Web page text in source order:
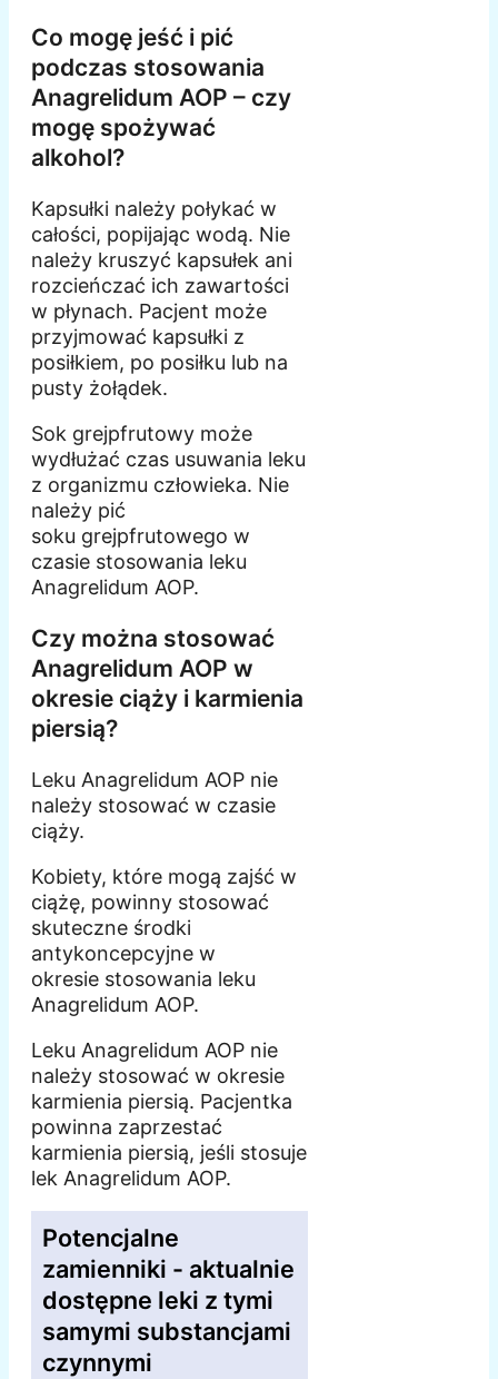
Co mogę jeść i pić
podczas stosowania
Anagrelidum AOP – czy
mogę spożywać
alkohol?
Kapsułki należy połykać w
całości, popijając wodą. Nie
należy kruszyć kapsułek ani
rozcieńczać ich zawartości
w płynach. Pacjent może
przyjmować kapsułki z
posiłkiem, po posiłku lub na
pusty żołądek.
Sok grejpfrutowy może
wydłużać czas usuwania leku
z organizmu człowieka. Nie
należy pić
soku grejpfrutowego w
czasie stosowania leku
Anagrelidum AOP.
Czy można stosować
Anagrelidum AOP w
okresie ciąży i karmienia
piersią?
Leku Anagrelidum AOP nie
należy stosować w czasie
ciąży.
Kobiety, które mogą zajść w
ciążę, powinny stosować
skuteczne środki
antykoncepcyjne w
okresie stosowania leku
Anagrelidum AOP.
Leku Anagrelidum AOP nie
należy stosować w okresie
karmienia piersią. Pacjentka
powinna zaprzestać
karmienia piersią, jeśli stosuje
lek Anagrelidum AOP.
Potencjalne
zamienniki - aktualnie
dostępne leki z tymi
samymi substancjami
czynnymi